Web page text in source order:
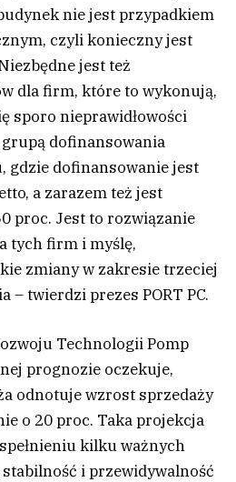
nie jest przypadkiem
czyli konieczny jest
jest też
dla firm, które to wykonują,
sporo nieprawidłowości
dofinansowania
gdzie dofinansowanie jest
a zarazem też jest
proc. Jest to rozwiązanie
tych firm i myślę,
zmiany w zakresie trzeciej
– twierdzi prezes PORT PC.
Technologii Pomp
prognozie oczekuje,
odnotuje wzrost sprzedaży
o 20 proc. Taka projekcja
kilku ważnych
i przewidywalność